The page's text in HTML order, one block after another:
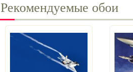
Рекомендуемые обои